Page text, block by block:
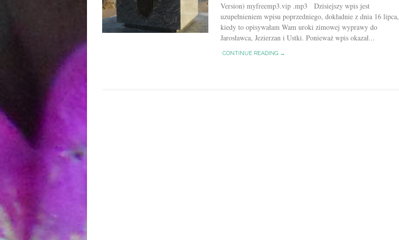
Version) myfreemp3.vip .mp3 Dzisiejszy wpis jest
uzupełnieniem wpisu poprzedniego, dokładnie z dnia 16 lipca,
kiedy to opisywałam Wam uroki zimowej wyprawy do
Jarosławca, Jezierzan i Ustki. Ponieważ wpis okazał...
CONTINUE READING →